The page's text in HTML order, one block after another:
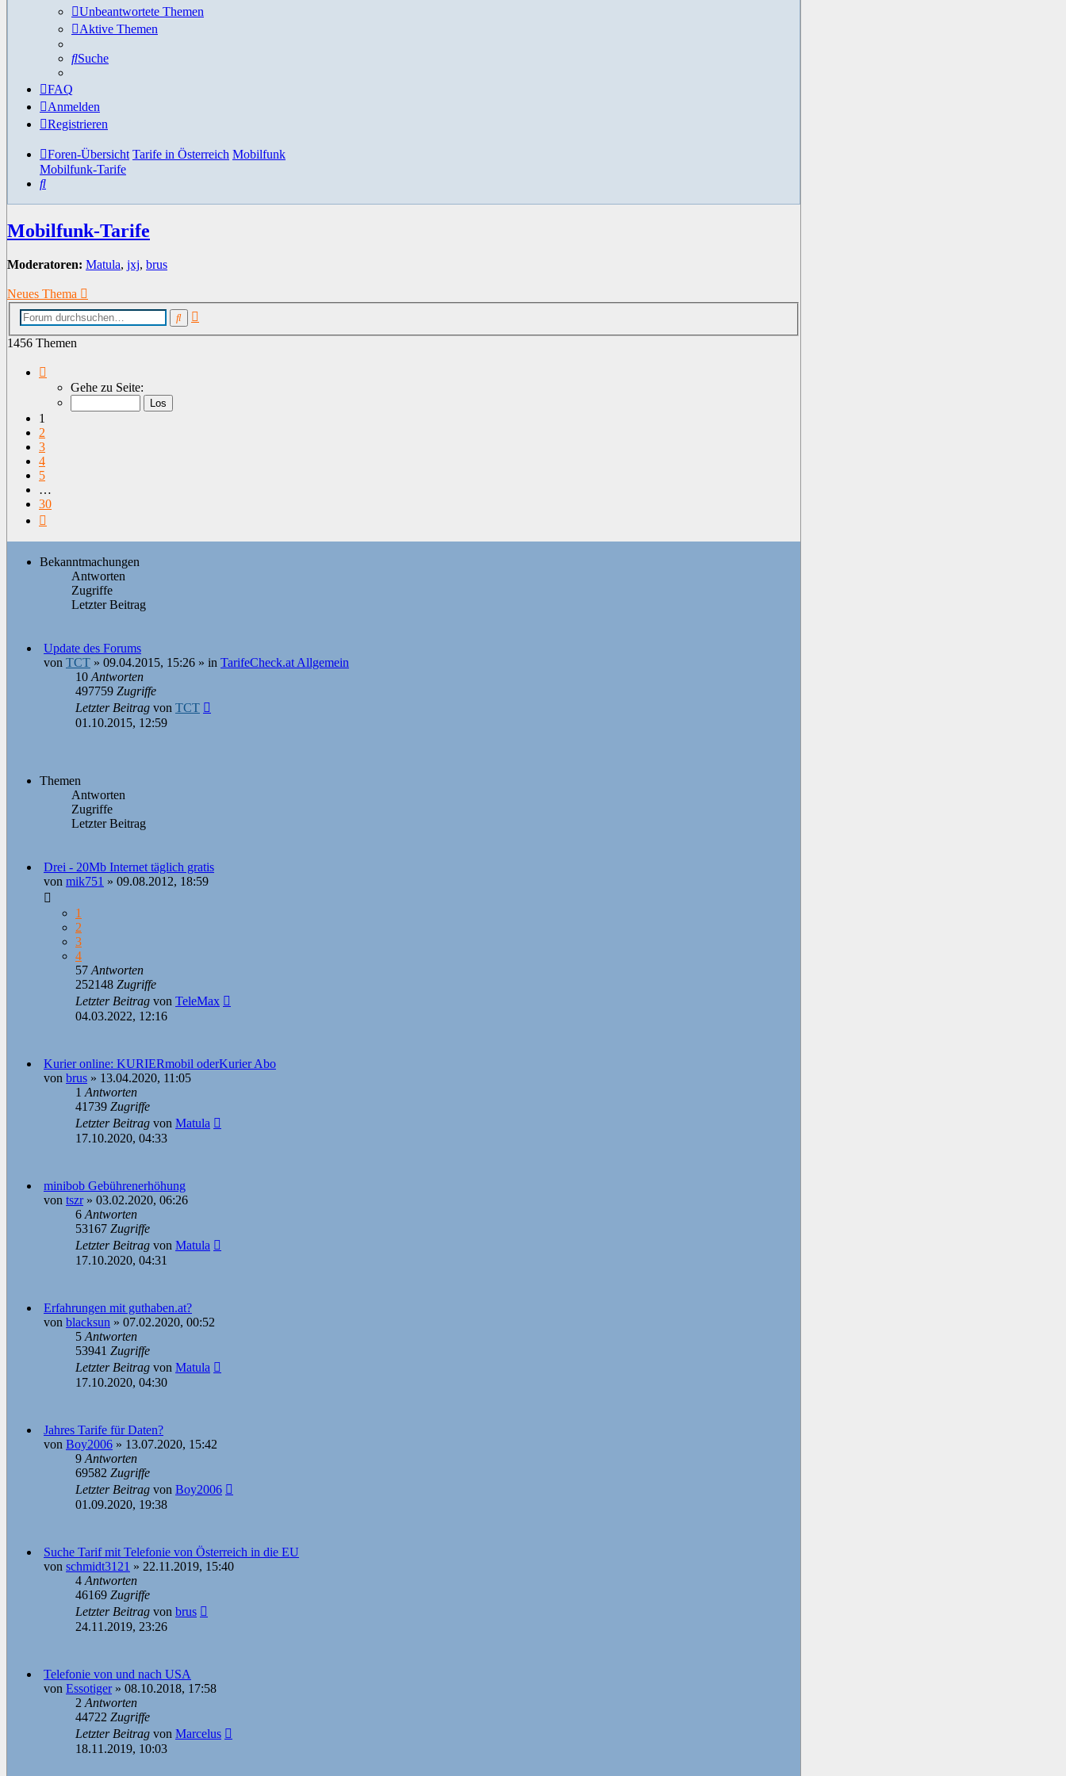
Unbeantwortete Themen
Aktive Themen
Suche
FAQ
Anmelden
Registrieren
Foren-Übersicht Tarife in Österreich Mobilfunk
Mobilfunk-Tarife
Suche
Mobilfunk-Tarife
Moderatoren: Matula, jxj, brus
Neues Thema
Suche
1456 Themen
von
Gehe zu Seite:
1
2
3
4
5
…
30
Bekanntmachungen
Antworten
Zugriffe
Letzter Beitrag
Update des Forums
von TCT » 09.04.2015, 15:26 » in TarifeCheck.at Allgemein
10Antworten
497759 Zugriffe
Letzter Beitrag von TCT
01.10.2015, 12:59
Themen
Antworten
Zugriffe
Letzter Beitrag
Drei - 20Mb Internet täglich gratis
von mik751 » 09.08.2012, 18:59
1
2
3
4
57Antworten
252148 Zugriffe
Letzter Beitrag von TeleMax
04.03.2022, 12:16
Kurier online: KURIERmobil oderKurier Abo
von brus » 13.04.2020, 11:05
1Antworten
41739 Zugriffe
Letzter Beitrag von Matula
17.10.2020, 04:33
minibob Gebührenerhöhung
von tszr» 03.02.2020, 06:26
6Antworten
53167 Zugriffe
Letzter Beitrag von Matula
17.10.2020, 04:31
Erfahrungen mit guthaben.at?
von blacksun » 07.02.2020, 00:52
5Antworten
53941 Zugriffe
Letzter Beitrag von Matula
17.10.2020, 04:30
Jahres Tarife für Daten?
von Boy2006 » 13.07.2020, 15:42
9Antworten
69582 Zugriffe
Letzter Beitrag von Boy2006
01.09.2020, 19:38
Suche Tarif mit Telefonie von Österreich in die EU
von schmidt3121 » 22.11.2019, 15:40
4Antworten
46169 Zugriffe
Letzter Beitrag von brus
24.11.2019, 23:26
Telefonie von und nach USA
von Essotiger» 08.10.2018, 17:58
2Antworten
44722 Zugriffe
Letzter Beitrag von Marcelus
18.11.2019, 10:03